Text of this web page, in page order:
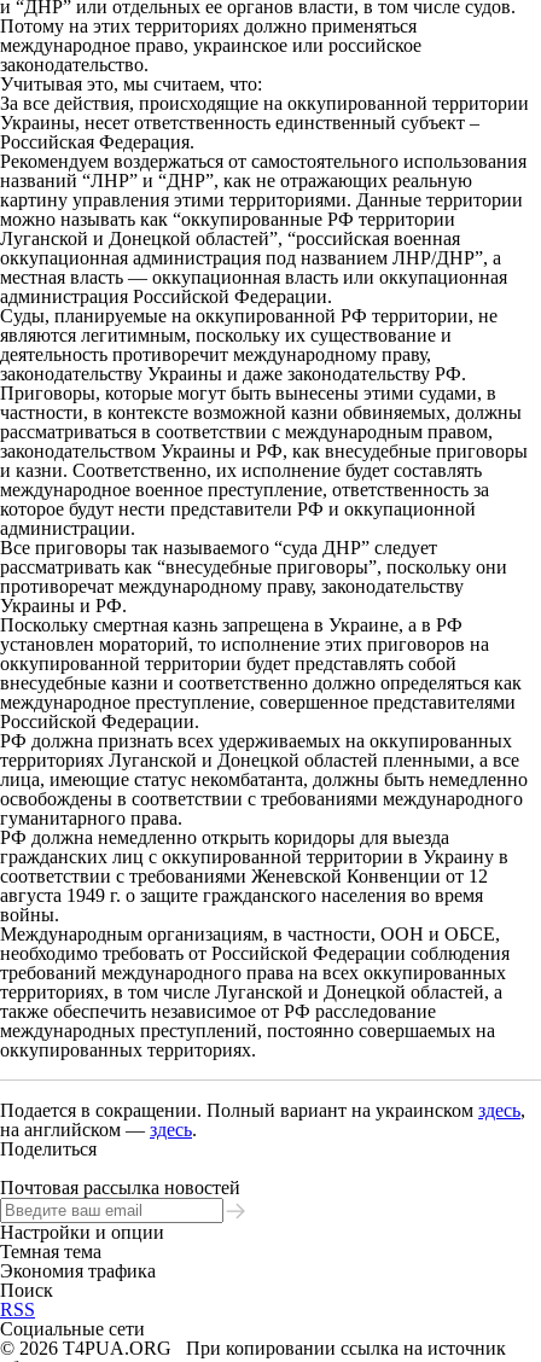
и “ДНР” или отдельных ее органов власти, в том числе судов.
Потому на этих территориях должно применяться
международное право, украинское или российское
законодательство.
Учитывая это, мы считаем, что:
За все действия, происходящие на оккупированной территории
Украины, несет ответственность единственный субъект –
Российская Федерация.
Рекомендуем воздержаться от самостоятельного использования
названий “ЛНР” и “ДНР”, как не отражающих реальную
картину управления этими территориями. Данные территории
можно называть как “оккупированные РФ территории
Луганской и Донецкой областей”, “российская военная
оккупационная администрация под названием ЛНР/ДНР”, а
местная власть — оккупационная власть или оккупационная
администрация Российской Федерации.
Суды, планируемые на оккупированной РФ территории, не
являются легитимным, поскольку их существование и
деятельность противоречит международному праву,
законодательству Украины и даже законодательству РФ.
Приговоры, которые могут быть вынесены этими судами, в
частности, в контексте возможной казни обвиняемых, должны
рассматриваться в соответствии с международным правом,
законодательством Украины и РФ, как внесудебные приговоры
и казни. Соответственно, их исполнение будет составлять
международное военное преступление, ответственность за
которое будут нести представители РФ и оккупационной
администрации.
Все приговоры так называемого “суда ДНР” следует
рассматривать как “внесудебные приговоры”, поскольку они
противоречат международному праву, законодательству
Украины и РФ.
Поскольку смертная казнь запрещена в Украине, а в РФ
установлен мораторий, то исполнение этих приговоров на
оккупированной территории будет представлять собой
внесудебные казни и соответственно должно определяться как
международное преступление, совершенное представителями
Российской Федерации.
РФ должна признать всех удерживаемых на оккупированных
территориях Луганской и Донецкой областей пленными, а все
лица, имеющие статус некомбатанта, должны быть немедленно
освобождены в соответствии с требованиями международного
гуманитарного права.
РФ должна немедленно открыть коридоры для выезда
гражданских лиц с оккупированной территории в Украину в
соответствии с требованиями Женевской Конвенции от 12
августа 1949 г. о защите гражданского населения во время
войны.
Международным организациям, в частности, ООН и ОБСЕ,
необходимо требовать от Российской Федерации соблюдения
требований международного права на всех оккупированных
территориях, в том числе Луганской и Донецкой областей, а
также обеспечить независимое от РФ расследование
международных преступлений, постоянно совершаемых на
оккупированных территориях.
Подается в сокращении. Полный вариант на украинском здесь,
на английском — здесь.
Поделиться
Почтовая рассылка новостей
Настройки и опции
Темная тема
Экономия трафика
Поиск
RSS
Социальные сети
© 2026 T4PUA.ORG При копировании ссылка на источник